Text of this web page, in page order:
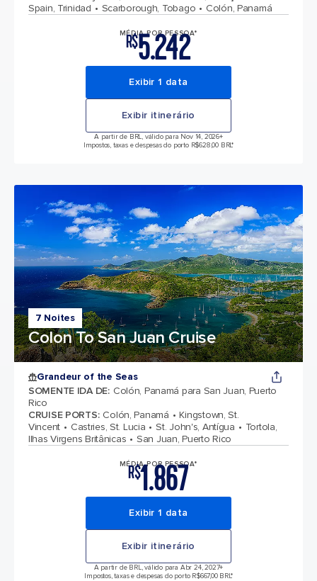
Spain, Trinidad
Scarborough, Tobago Colón, Panamá
MÉDIA POR PESSOA*
R$5.242
Exibir 1 data
Exibir itinerário
A partir de BRL, válido para Nov 14, 2026+
Impostos, taxas e despesas do porto R$628,00 BRL*
7 Noites
Colon To San Juan Cruise
Grandeur of the Seas
SOMENTE IDA DE: Colón, Panamá para San Juan, Puerto
Rico
CRUISE PORTS: Colón, Panamá
Kingstown, St.
Vincent
Castries, St. Lucia St. John's, Antígua
Tortola,
Ilhas Virgens Britânicas
San Juan, Puerto Rico
MÉDIA POR PESSOA*
R$1.867
Exibir 1 data
Exibir itinerário
A partir de BRL, válido para Abr 24, 2027+
Impostos, taxas e despesas do porto R$667,00 BRL*